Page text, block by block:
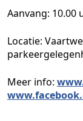
Aanvang: 10.00
Locatie:
Meer info: